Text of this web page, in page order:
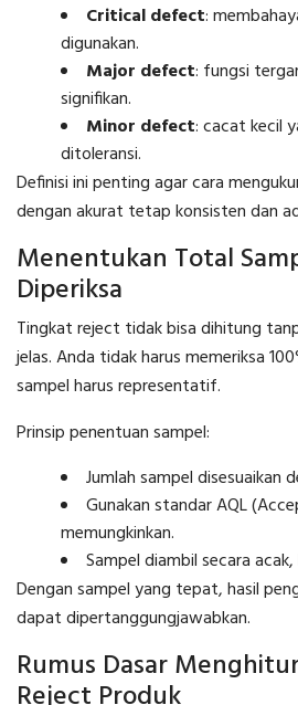
Critical defect:
digunakan.
Major defect: fungsi
signifikan.
Minor defect: cacat kecil
ditoleransi.
Definisi ini penting agar cara
dengan akurat tetap konsisten dan
Menentukan Total
Diperiksa
Tingkat reject tidak bisa dihitung
jelas. Anda tidak harus memeriksa
sampel harus representatif.
Prinsip penentuan sampel:
Jumlah sampel disesuaikan
Gunakan standar AQL
memungkinkan.
Sampel diambil secara
Dengan sampel yang tepat, hasil
dapat dipertanggungjawabkan.
Rumus Dasar